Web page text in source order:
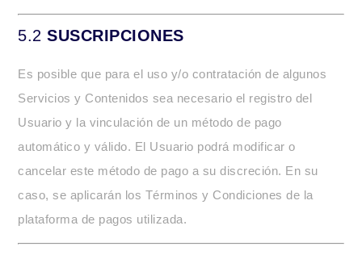
5.2SUSCRIPCIONES
Es posible que para el uso y/o contratación de algunos
Servicios y Contenidos sea necesario el registro del
Usuario y la vinculación de un método de pago
automático y válido. El Usuario podrá modificar o
cancelar este método de pago a su discreción. En su
caso, se aplicarán los Términos y Condiciones de la
plataforma de pagos utilizada.